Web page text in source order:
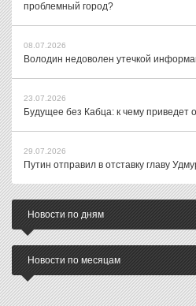
проблемный город?
08.07.2026
Володин недоволен утечкой
23.07.2026
Будущее без Кабца: к чему приведет
29.07.2026
Путин отправил в отставку главу
Новости по дням
Новости по месяцам